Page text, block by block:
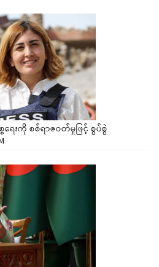
ေးကို စစ်ရာဇဝတ်မှုဖြင့် စွပ်စွဲ